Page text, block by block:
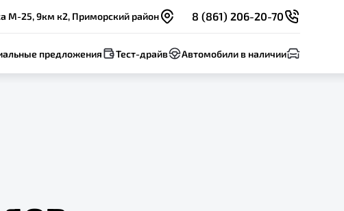
М-25, 9км к2, Приморский район 8 (861) 206-20-70
предложения Тест-драйв Автомобили в наличии